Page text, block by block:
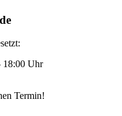
18:00 Uhr
Termin!